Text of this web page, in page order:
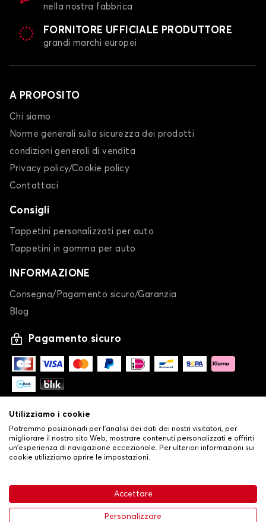
63,99 € Aggiungi al carrello
nella nostra fabbrica
FORNITORE UFFICIALE PRODUTTORE
grandi marchi europei
A PROPOSITO
Chi siamo
Norme generali sulla sicurezza dei prodotti
condizioni generali di vendita
Privacy policy/Cookie policy
Contattaci
Consigli
Tappetini personalizzati per auto
Tappetini in gomma per auto
INFORMAZIONE
Consegna/Pagamento sicuro/Garanzia
Blog
Pagamento sicuro
Condizioni generali di vendita•
Politica sulla privacy e sui cookie•Livraison
Utilizziamo i cookie
Potremmo posizionarli per l'analisi dei dati dei nostri visitatori, per
migliorare il nostro sito Web, mostrare contenuti personalizzati e offrirti
un'esperienza di navigazione eccezionale. Per ulteriori informazioni sui
cookie utilizziamo aprire le impostazioni.
Accettare
Personalizzare